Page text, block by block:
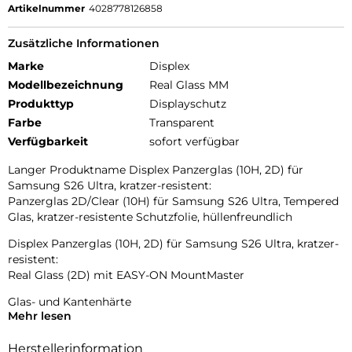
Artikelnummer 4028778126858
Zusätzliche Informationen
Marke
Displex
Modellbezeichnung
Real Glass MM
Produkttyp
Displayschutz
Farbe
Transparent
Verfügbarkeit
sofort verfügbar
Langer Produktname Displex Panzerglas (10H, 2D) für
Samsung S26 Ultra, kratzer-resistent:
Panzerglas 2D/Clear (10H) für Samsung S26 Ultra, Tempered
Glas, kratzer-resistente Schutzfolie, hüllenfreundlich
Displex Panzerglas (10H, 2D) für Samsung S26 Ultra, kratzer-
resistent:
Real Glass (2D) mit EASY-ON MountMaster
Glas- und Kantenhärte
Das Displex Panzerglas hat einen Härtegrad von 10H und ist
vergleichbare Markenprodukte, sondern übertrifft sogar
Mehr lesen
Herstellerinformation